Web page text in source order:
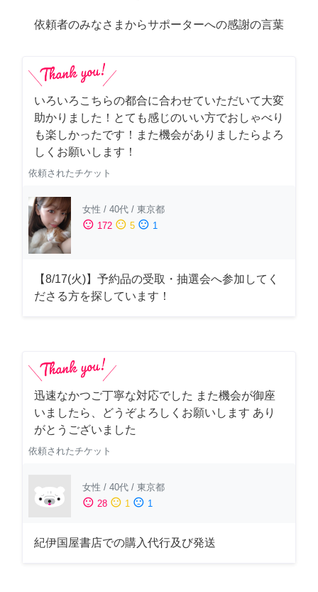
依頼者のみなさまからサポーターへの感謝の言葉
いろいろこちらの都合に合わせていただいて大変
助かりました！とても感じのいい方でおしゃべり
も楽しかったです！また機会がありましたらよろ
しくお願いします！
依頼されたチケット
女性 / 40代 / 東京都
sentiment_satisfied 172 sentiment_neutral 5 sentiment_dissatisfied 1
【8/17(火)】予約品の受取・抽選会へ参加してく
ださる方を探しています！
迅速なかつご丁寧な対応でした また機会が御座
いましたら、どうぞよろしくお願いします あり
がとうございました
依頼されたチケット
女性 / 40代 / 東京都
sentiment_satisfied 28 sentiment_neutral 1 sentiment_dissatisfied 1
紀伊国屋書店での購入代行及び発送